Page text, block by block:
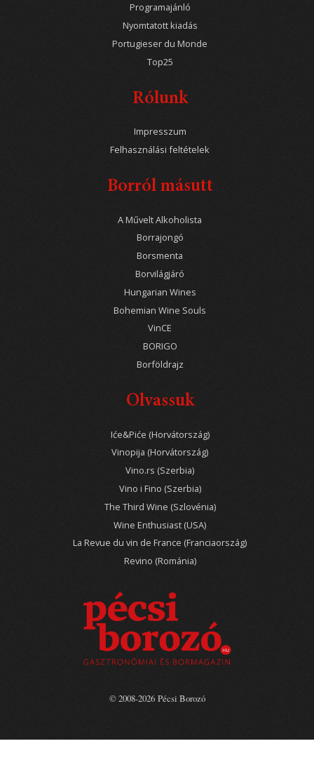
Programajánló
Nyomtatott kiadás
Portugieser du Monde
Top25
Rólunk
Impresszum
Felhasználási feltételek
Borról másutt
A Művelt Alkoholista
Borrajongó
Borsmenta
Borvilágjáró
Hungarian Wines
Bohemian Wine Souls
VinCE
BORIGO
Borföldrajz
Olvassuk
Iće&Piće (Horvátország)
Vinopija (Horvátország)
Vino.rs (Szerbia)
Vino i Fino (Szerbia)
The Third Wine (Szlovénia)
Wine Enthusiast (USA)
La Revue du vin de France (Franciaország)
Revino (Románia)
© 2008-2026 Pécsi Borozó